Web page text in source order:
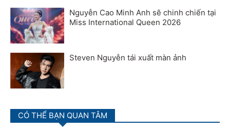
Nguyễn Cao Minh Anh sẽ chinh chiến tại
Miss International Queen 2026
Steven Nguyễn tái xuất màn ảnh
CÓ THỂ BẠN QUAN TÂM